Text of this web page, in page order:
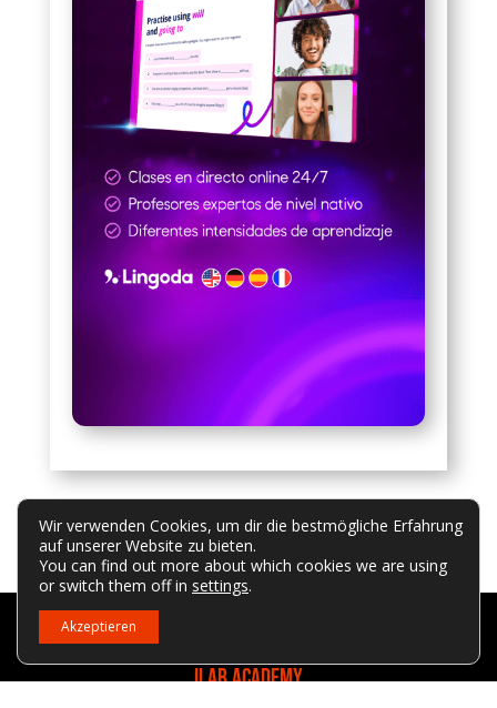
ILAB.ACADEMY
Wir verwenden Cookies, um dir die bestmögliche Erfahrung
auf unserer Website zu bieten.
You can find out more about which cookies we are using
or switch them off in settings.
Akzeptieren